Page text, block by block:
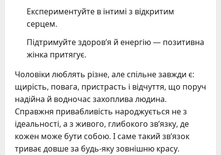
Експериментуйте в інтимі з відкритим
серцем.
Підтримуйте здоров’я й енергію — позитивна
жінка притягує.
Чоловіки люблять різне, але спільне завжди є:
щирість, повага, пристрасть і відчуття, що поруч
надійна й водночас захоплива людина.
Справжня привабливість народжується не з
ідеальності, а з живого, глибокого зв’язку, де
кожен може бути собою. І саме такий зв’язок
триває довше за будь-яку зовнішню красу.